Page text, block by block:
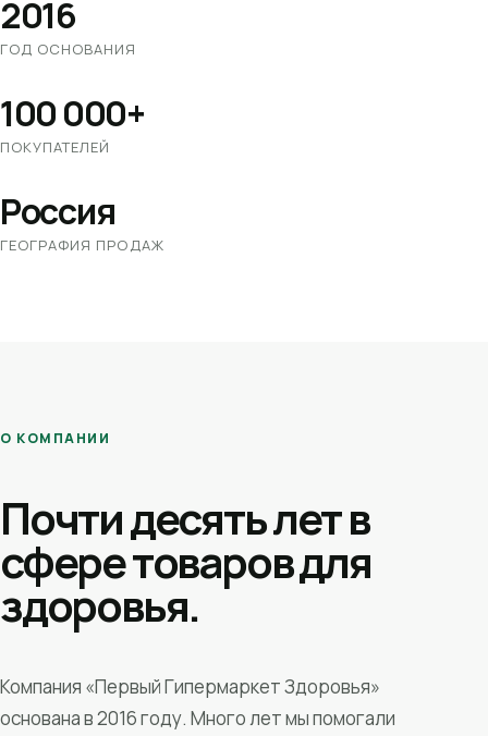
2016
ГОД ОСНОВАНИЯ
100 000+
ПОКУПАТЕЛЕЙ
Россия
ГЕОГРАФИЯ ПРОДАЖ
О КОМПАНИИ
Почти десять лет в
сфере товаров для
здоровья.
Компания «Первый Гипермаркет Здоровья»
основана в 2016 году. Много лет мы помогали